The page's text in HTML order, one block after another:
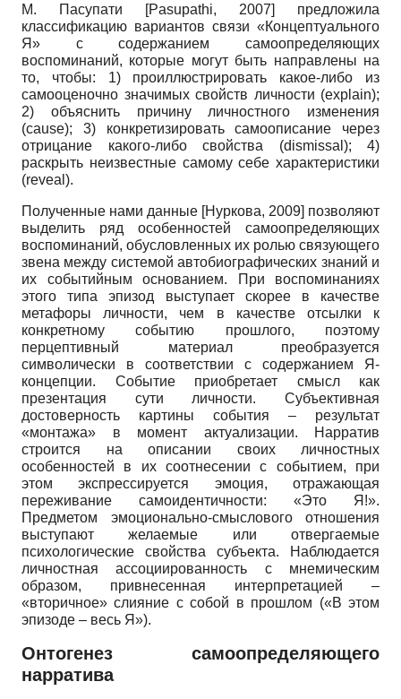
М. Пасупати [Pasupathi, 2007]
предложила
классификацию вариантов связи «Концептуального
Я» с содержанием самоопределяющих
воспоминаний, которые могут быть направлены на
то, чтобы: 1) проиллюстрировать какое-либо из
самооценочно значимых свойств личности (explain);
2) объяснить причину личностного изменения
(cause); 3) конкретизировать самоописание через
отрицание какого-либо свойства (dismissal); 4)
раскрыть неизвестные самому себе характеристики
(reveal).
Полученные нами данные [Нуркова, 2009] позволяют
выделить ряд особенностей самоопределяющих
воспоминаний, обусловленных их ролью связующего
звена между системой автобиографических знаний и
их событийным основанием. При воспоминаниях
этого типа эпизод выступает скорее в качестве
метафоры личности, чем в качестве отсылки к
конкретному событию прошлого, поэтому
перцептивный материал преобразуется
символически в соответствии с содержанием Я-
концепции. Событие приобретает смысл как
презентация сути личности. Субъективная
достоверность картины события – результат
«монтажа» в момент актуализации. Нарратив
строится на описании своих личностных
особенностей в их соотнесении с событием, при
этом экспрессируется эмоция, отражающая
переживание самоидентичности: «Это Я!».
Предметом эмоционально-смыслового отношения
выступают желаемые или отвергаемые
психологические свойства субъекта. Наблюдается
личностная ассоциированность с мнемическим
образом, привнесенная интерпретацией –
«вторичное» слияние с собой в прошлом («В этом
эпизоде – весь Я»).
Онтогенез самоопределяющего
нарратива